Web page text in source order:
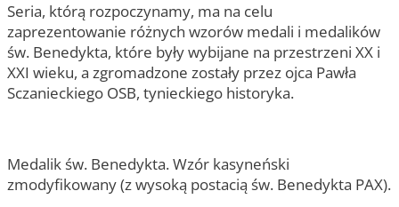
Seria, którą rozpoczynamy, ma na celu
zaprezentowanie różnych wzorów medali i medalików
św. Benedykta, które były wybijane na przestrzeni XX i
XXI wieku, a zgromadzone zostały przez ojca Pawła
Sczanieckiego OSB, tynieckiego historyka.
Medalik św. Benedykta. Wzór kasyneński
zmodyfikowany (z wysoką postacią św. Benedykta PAX).